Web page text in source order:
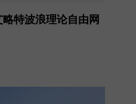
特波浪理论自由网